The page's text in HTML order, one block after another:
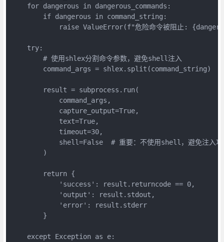
    for dangerous in dangerous_commands:
        if dangerous in command_string:
raise ValueError(f"危险命令被阻止:
    try:
        # 使用shlex分割命令参数，避免shell注入
        command_args = shlex.split(command_string)
        result = subprocess.run(
            command_args,
            capture_output=True,
            text=True,
            timeout=30,
shell=False  # 重要：不使用shell，避免注入攻
        )
        return {
            'success': result.returncode == 0,
            'output': result.stdout,
            'error': result.stderr
        }
    except Exception as e: